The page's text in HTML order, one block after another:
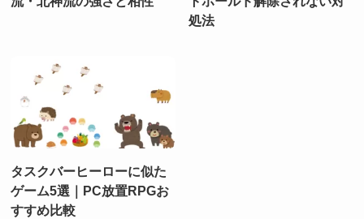
処法
タスクバーヒーローに似た
ゲーム5選｜PC放置RPGお
すすめ比較